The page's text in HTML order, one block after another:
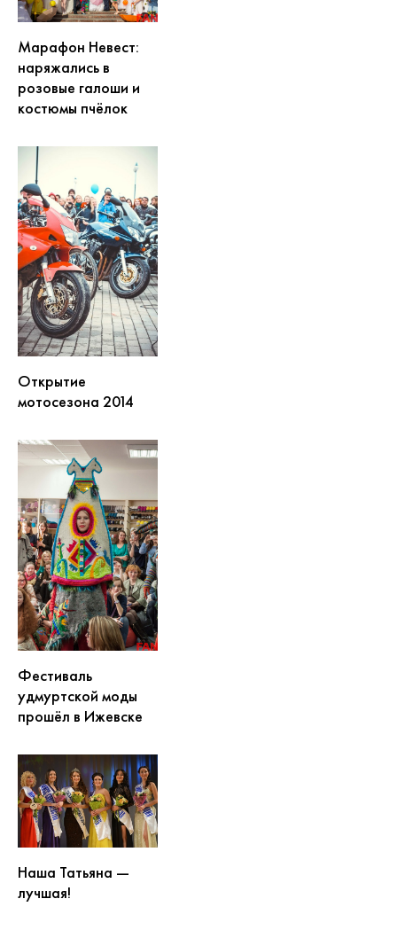
Марафон Невест:
наряжались в
розовые галоши и
костюмы пчёлок
Открытие
мотосезона 2014
Фестиваль
удмуртской моды
прошёл в Ижевске
Наша Татьяна —
лучшая!